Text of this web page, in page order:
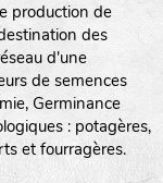
production de
des
d'une
de semences
Germinance
: potagères,
et fourragères.